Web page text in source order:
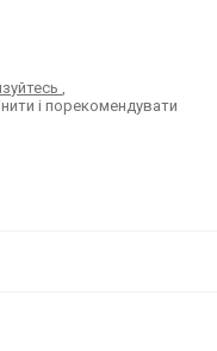
,
і порекомендувати